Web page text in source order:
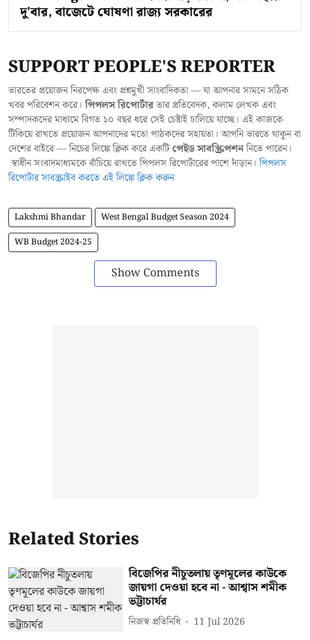
দু'বার, বাজেটে ঘোষণা রাজ্য সরকারের
SUPPORT PEOPLE'S REPORTER
ভারতের প্রয়োজন নিরপেক্ষ এবং প্রশ্নমুখী সাংবাদিকতা — যা আপনার সামনে সঠিক
খবর পরিবেশন করে।পিপলস রিপোর্টারতার প্রতিবেদক, কলাম লেখক এবং
সম্পাদকদের মাধ্যমে বিগত ১০ বছর ধরে সেই চেষ্টাই চালিয়ে যাচ্ছে। এই কাজকে
টিকিয়ে রাখতে প্রয়োজন আপনাদের মতো পাঠকদের সহায়তা। আপনি ভারতে থাকুন বা
দেশের বাইরে — নিচের লিঙ্কে ক্লিক করে একটিপেইড সাবস্ক্রিপশননিতে পারেন।
স্বাধীন সংবাদমাধ্যমকে বাঁচিয়ে রাখতে পিপলস রিপোর্টারের পাশে দাঁড়ান।পিপলস
রিপোর্টার সাবস্ক্রাইব করতে এই লিঙ্কে ক্লিক করুন
Lakshmi Bhandar
West Bengal Budget Season 2024
WB Budget 2024-25
Show Comments
Related Stories
বিজেপির নীচুতলায় তৃণমূলের কাউকে
জায়গা দেওয়া হবে না - আশ্বাস শমীক
ভট্টাচার্যর
নিজস্ব প্রতিনিধি 11 Jul 2026